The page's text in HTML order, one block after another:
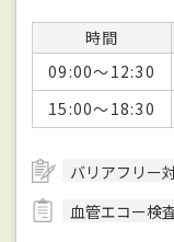
時間
09:00～12:30
15:00～18:30
バリアフリー
血管エコー検